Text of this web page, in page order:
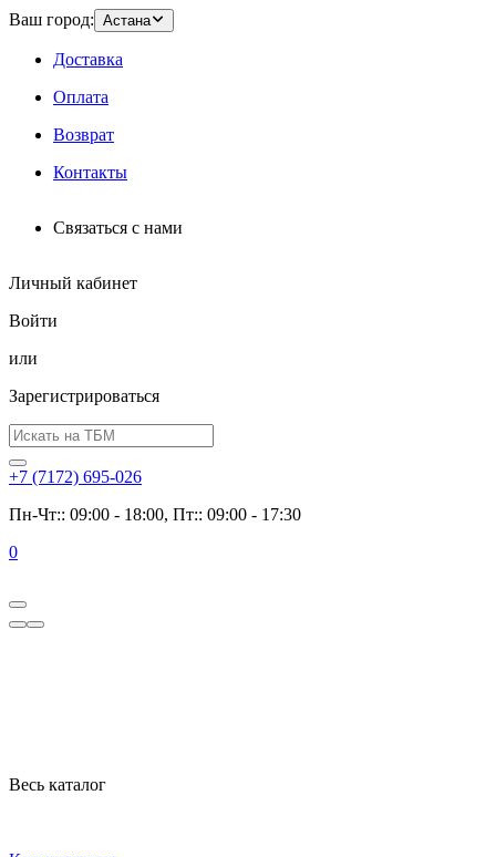
Ваш город: Астана
Доставка
Оплата
Возврат
Контакты
Связаться с нами
Личный кабинет
Войти
или
Зарегистрироваться
+7 (7172) 695-026
Пн-Чт:: 09:00 - 18:00, Пт:: 09:00 - 17:30
0
Весь каталог